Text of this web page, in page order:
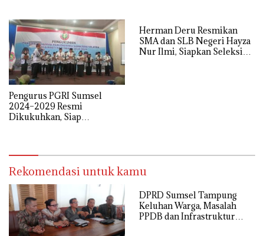
Pengurus PGRI Sumsel
2024–2029 Resmi
Dikukuhkan, Siap
Herman Deru Resmikan
SMA dan SLB Negeri Hayza
Nur Ilmi, Siapkan Seleksi
Rekomendasi untuk kamu
DPRD Sumsel Tampung
Keluhan Warga, Masalah
PPDB dan Infrastruktur